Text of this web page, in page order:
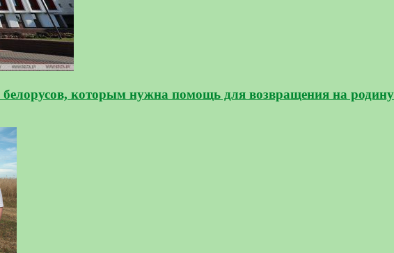
которым нужна помощь для возвращения на родину